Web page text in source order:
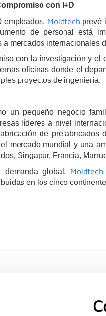
con I+D
empleados, Moldtech prevé
de personal está
mercados internacionales
con la investigación y el
oficinas donde el
proyectos de ingeniería.
un pequeño negocio
líderes a nivel
de prefabricados
mercado mundial y una
Singapur, Francia,
demanda global, Moldtech
en los cinco